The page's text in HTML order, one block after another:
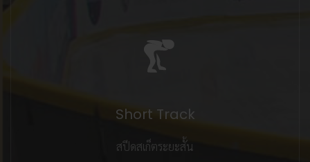
Short Track
สปีดสเก็ตระยะสั้น